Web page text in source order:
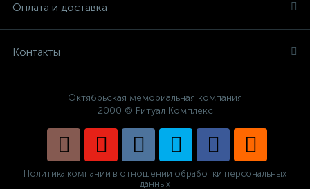
Оплата и доставка
Контакты
Октябрьская мемориальная компания
2000 © Ритуал Комплекс
Политика компании в отношении обработки персональных
данных